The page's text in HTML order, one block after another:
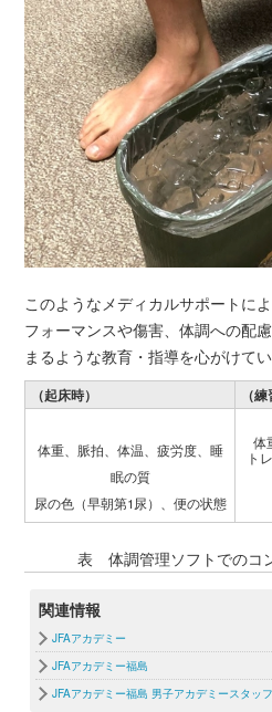
このようなメディカルサポートに
フォーマンスや傷害、体調への配
まるような教育・指導を心がけてい
（起床時） （
体重、脈拍、体温、疲労度、睡
眠の質
尿の色（早朝第1尿）、便の状態
体
ト
表 体調管理ソフトでのコ
関連情報
JFAアカデミー
JFAアカデミー福島
JFAアカデミー福島 男子アカデミースタッ